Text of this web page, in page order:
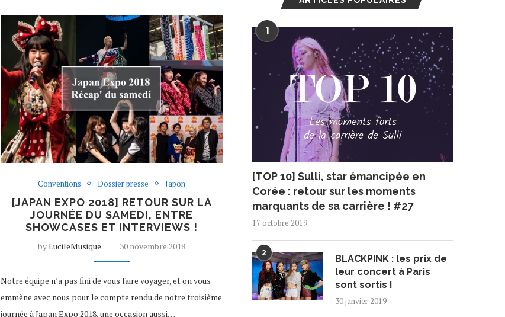
Conventions Dossier presse Japon
[JAPAN EXPO 2018] RETOUR SUR LA
JOURNÉE DU SAMEDI, ENTRE
SHOWCASES ET INTERVIEWS !
byLucileMusique 30 novembre 2018
Notre équipe n’a pas fini de vous faire voyager, et on vous
emmène avec nous pour le compte rendu de notre troisième
journée à Japan Expo 2018, une occasion aussi…
1
[TOP 10] Sulli, star émancipée en
Corée : retour sur les moments
marquants de sa carrière ! #27
17 octobre 2019
2
BLACKPINK : les prix de
leur concert à Paris
sont sortis !
30 janvier 2019